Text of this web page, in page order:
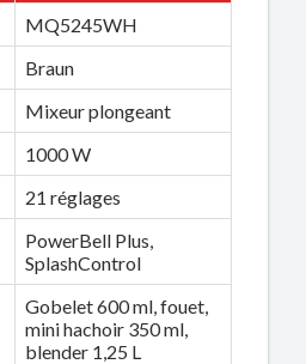
MQ5245WH
Braun
Mixeur plongeant
1000 W
21 réglages
PowerBell Plus,
SplashControl
Gobelet 600 ml, fouet,
mini hachoir 350 ml,
blender 1,25 L